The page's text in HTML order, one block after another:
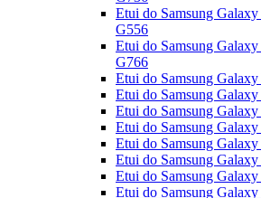
Etui do Samsung
G556
Etui do Samsung
G766
Etui do Samsung
Etui do Samsung
Etui do Samsung
Etui do Samsung
Etui do Samsung
Etui do Samsung
Etui do Samsung
Etui do Samsung